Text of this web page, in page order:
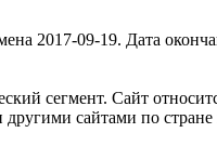
2017-09-19. Дата
сегмент. Сайт
сайтами по стране